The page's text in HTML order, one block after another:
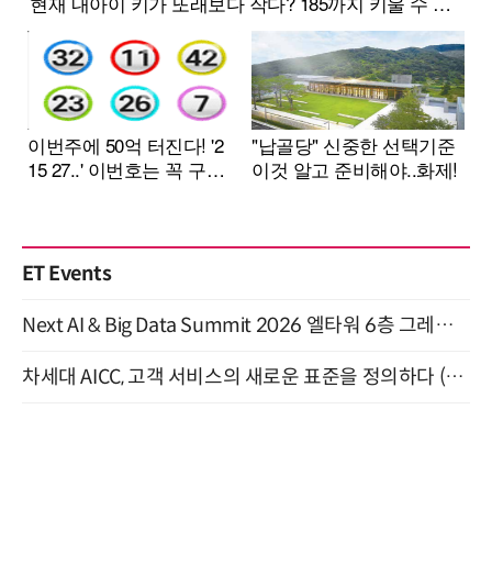
ET Events
Next AI & Big Data Summit 2026 엘타워 6층 그레이스홀 개최 (9/18)
차세대 AICC, 고객 서비스의 새로운 표준을 정의하다 (9/9)